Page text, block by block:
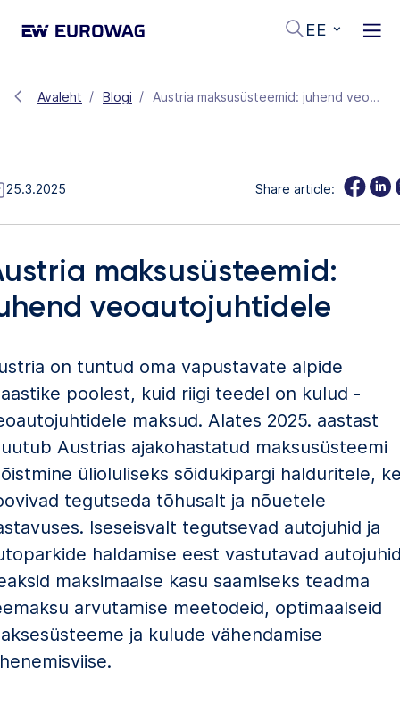
EE
Avaleht Blogi Austria maksusüsteemid: juhend veoautojuhtidele
25.3.2025 Share article:
maksusüsteemid:
veoautojuhtidele
on tuntud oma vapustavate alpide
poolest, kuid riigi teedel on kulud -
maksud. Alates 2025. aastast
Austrias ajakohastatud maksusüsteemi
ülioluliseks sõidukipargi halduritele,
tegutseda tõhusalt ja nõuetele
Iseseisvalt tegutsevad autojuhid ja
haldamise eest vastutavad
maksimaalse kasu saamiseks teadma
arvutamise meetodeid, optimaalseid
ja kulude vähendamise